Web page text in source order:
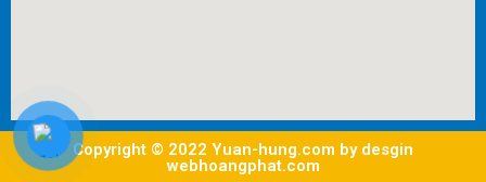
Copyright © 2022 Yuan-hung.com by desgin
webhoangphat.com